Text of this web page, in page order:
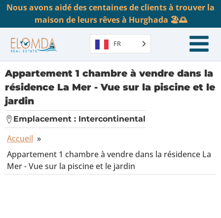
Nous avons aidé des centaines de clients à trouver la
maison de leurs rêves à Hurghada 🏖️🌅
FR
Appartement 1 chambre à vendre dans la
résidence La Mer - Vue sur la piscine et le
jardin
Emplacement : Intercontinental
Accueil »
Appartement 1 chambre à vendre dans la résidence La
Mer - Vue sur la piscine et le jardin